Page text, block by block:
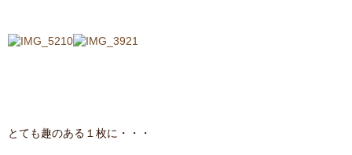
とても趣のある１枚に・・・